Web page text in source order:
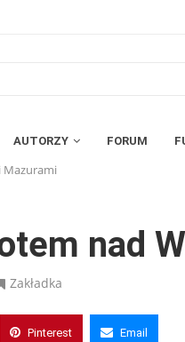
AUTORZY FORUM
nad
Zakładka
Pinterest Email